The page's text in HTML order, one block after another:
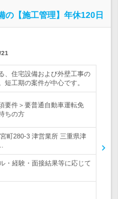
の【施工管理】年休120日
、住宅設備および外壁工事の
工期の案件が中心です。
要件＞要普通自動車運転免
ちの方
町280-3 津営業所 三重県津
・経験・面接結果等に応じて